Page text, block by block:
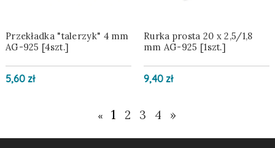
Przekładka "talerzyk" 4 mm
AG-925 [4szt.]
5,60 zł
Rurka prosta 20 x 2,5/1,8
mm AG-925 [1szt.]
9,40 zł
« 1 2 3 4 »